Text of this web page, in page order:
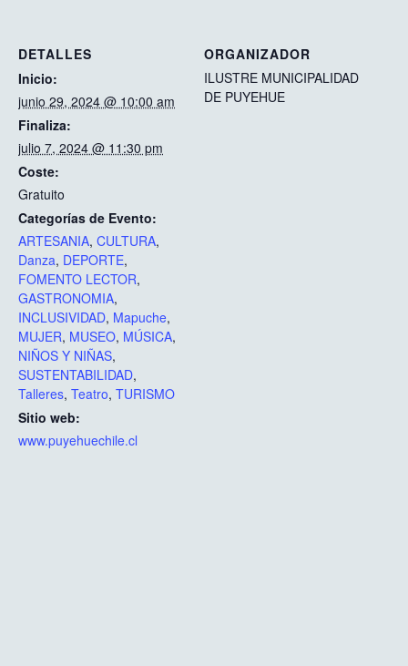
DETALLES
Inicio:
junio 29, 2024 @ 10:00 am
Finaliza:
julio 7, 2024 @ 11:30 pm
Coste:
Gratuito
Categorías de Evento:
ARTESANIA, CULTURA,
Danza, DEPORTE,
FOMENTO LECTOR,
GASTRONOMIA,
INCLUSIVIDAD, Mapuche,
MUJER, MUSEO, MÚSICA,
NIÑOS Y NIÑAS,
SUSTENTABILIDAD,
Talleres, Teatro, TURISMO
Sitio web:
www.puyehuechile.cl
ORGANIZADOR
ILUSTRE MUNICIPALIDAD
DE PUYEHUE